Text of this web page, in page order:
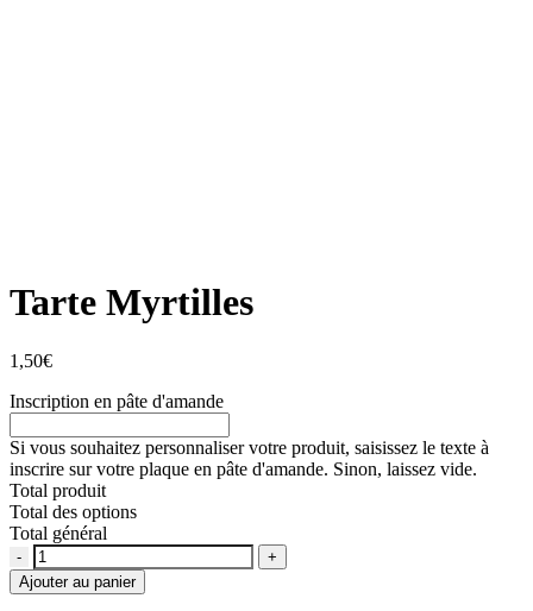
Tarte Myrtilles
1,50€
Inscription en pâte d'amande
Si vous souhaitez personnaliser votre produit, saisissez le texte à
inscrire sur votre plaque en pâte d'amande. Sinon, laissez vide.
Total produit
Total des options
Total général
Quantité
Ajouter au panier